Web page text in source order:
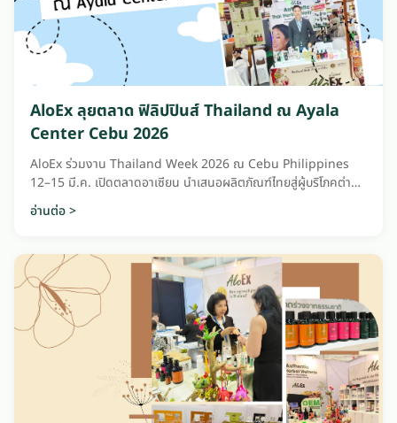
AloEx ลุยตลาด ฟิลิปปินส์ Thailand ณ Ayala
Center Cebu 2026
AloEx ร่วมงาน Thailand Week 2026 ณ Cebu Philippines
12–15 มี.ค. เปิดตลาดอาเซียน นำเสนอผลิตภัณฑ์ไทยสู่ผู้บริโภคต่าง
ประเทศ
อ่านต่อ >